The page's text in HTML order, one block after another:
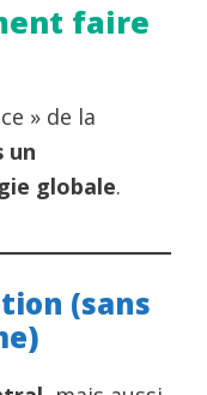
faire
» de la
un
globale.
(sans